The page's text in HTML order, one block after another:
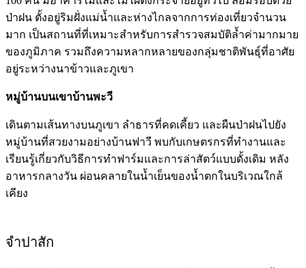
ป่าฝน ตั้งอยู่ริมฝั่งแม่น้ำและห่างไกลจากการท่องเที่ยวจำนวน
มาก เป็นสถานที่ที่เหมาะสำหรับการสำรวจสมบัติล้ำค่ามากมาย
ของภูมิภาค รวมถึงความหลากหลายของกลุ่มชาติพันธุ์ที่อาศัย
อยู่ระหว่างนาข้าวและภูเขา
หมู่บ้านบนเขาบ้านพะวี
เดินตามเส้นทางบนภูเขา ลำธารที่คดเคี้ยว และผืนป่าฝนไปยัง
หมู่บ้านที่สวยงามอย่างบ้านฟาวี พบกับเกษตรกรที่ทำงานและ
เรียนรู้เกี่ยวกับวิธีการทำฟาร์มและการล่าสัตว์แบบดั้งเดิม หลัง
อาหารกลางวัน ผ่อนคลายในน้ำเย็นของน้ำตกในบริเวณใกล้
เคียง
จำปาสัก